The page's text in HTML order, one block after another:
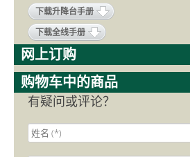
下载升降台手册
下载全线手册
网上订购
购物车中的商品
有疑问或评论？